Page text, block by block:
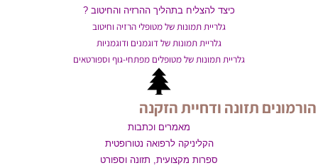
כיצד להצליח בתהליך ההרזיה והחיטוב ?
גלריית תמונות של מטופלי הרזיה וחיטוב
גלריית תמונות של דוגמנים ודוגמניות
גלריית תמונות של מטופלים מפתחי-גוף וספורטאים
הורמונים תזונה ודחיית הזקנה
מאמרים וכתבות
הקליניקה לרפואה נטורופטית
ספרות מקצועית, תזונה וספורט